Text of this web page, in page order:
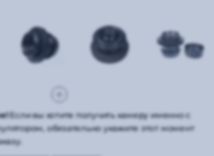
Если вы хотите получить камеру именно с
обязательно укажите этот момент